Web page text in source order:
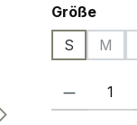
Größe
S
M
Produkt